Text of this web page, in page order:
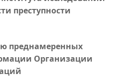
преступности
преднамеренных
Организации